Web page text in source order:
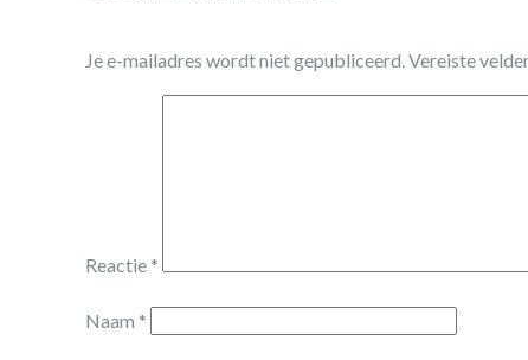
Je e-mailadres wordt niet gepubliceerd.Vereiste
Reactie *
Naam *